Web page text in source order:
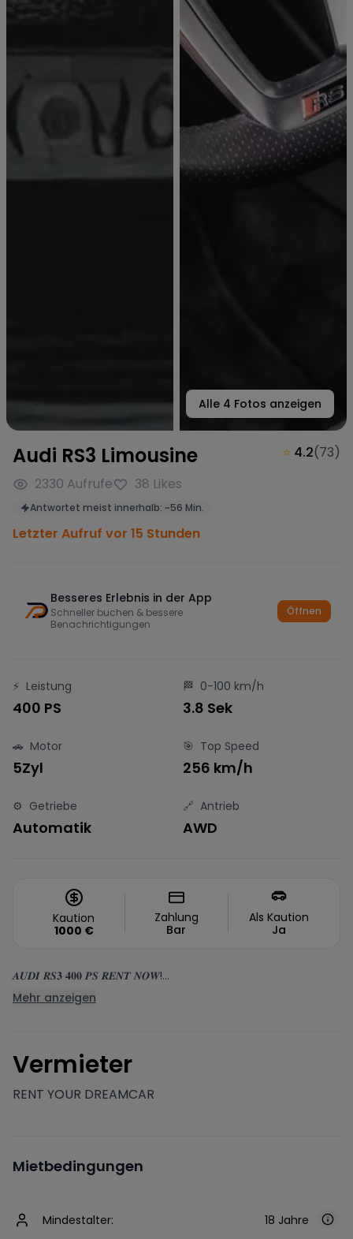
Alle 4 Fotos anzeigen
Audi RS3 Limousine
2330 Aufrufe 38 Likes
Antwortet meist innerhalb: ~56 Min.
⭐ 4.2(73)
Letzter Aufruf vor 15 Stunden
Besseres Erlebnis in der App
Schneller buchen & bessere
Benachrichtigungen
Öffnen
⚡ Leistung
400 PS
🏁 0-100 km/h
3.8 Sek
🚗 Motor
5Zyl
🎯 Top Speed
256 km/h
⚙️ Getriebe
Automatik
🔗 Antrieb
AWD
Kaution
1000 €
Zahlung
Bar
Als Kaution
Ja
𝑨𝑼𝑫𝑰 𝑹𝑺𝟑 𝟒𝟎𝟎 𝑷𝑺 𝑹𝑬𝑵𝑻 𝑵𝑶𝑾!...
Mehr anzeigen
Vermieter
RENT YOUR DREAMCAR
Mietbedingungen
Mindestalter: 18 Jahre